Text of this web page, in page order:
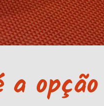
a opção